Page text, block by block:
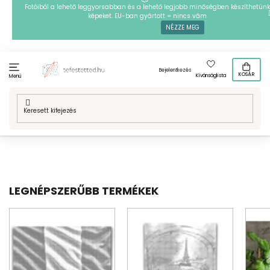
Ugrás
tartalomhoz
Fotóiból a lehető leggyorsabban és a lehető legjobb minőségben készíthetünk
képeket. EU-ban gyártott = nincs vám
NÉZZE MEG
Menü
Bejelentkezés
Kívánságlista
KOSÁR
Kezdőlap
Technikák / PontPöttyöző
a világban / Európa / Franciaország
LEGNÉPSZERŰBB TERMÉKEK